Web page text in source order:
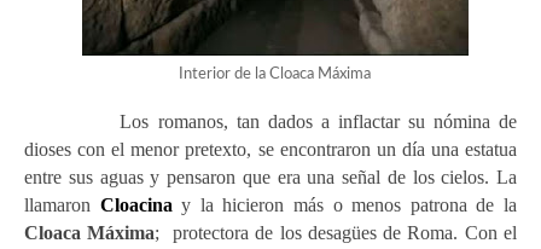
Interior de la Cloaca Máxima
Los romanos, tan dados a inflactar su nómina de
dioses con el menor pretexto, se encontraron un día una estatua
entre sus aguas y pensaron que era una señal de los cielos. La
llamaron Cloacina y la hicieron más o menos patrona de la
Cloaca Máxima; protectora de los desagües de Roma. Con el